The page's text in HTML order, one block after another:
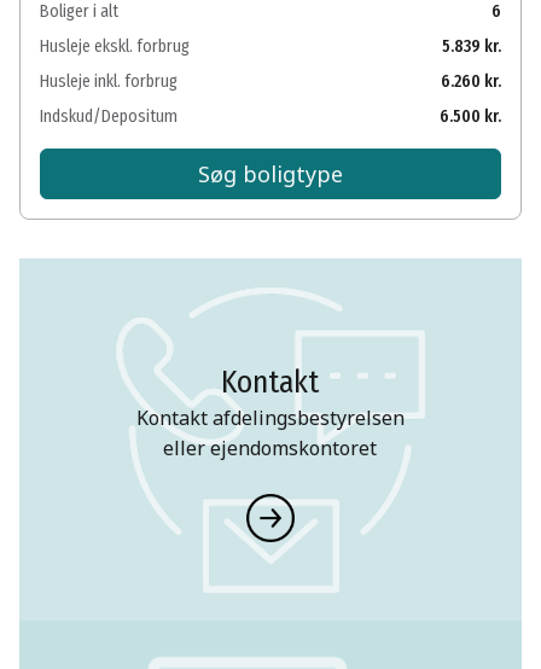
Boliger i alt
6
Husleje ekskl. forbrug
5.839 kr.
Husleje inkl. forbrug
6.260 kr.
Indskud/Depositum
6.500 kr.
Søg boligtype
Kontakt
Kontakt afdelingsbestyrelsen
eller ejendomskontoret